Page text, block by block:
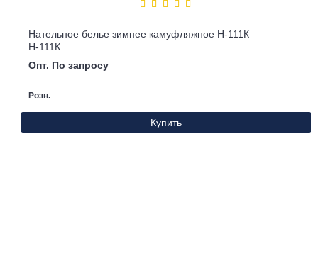
Нательное белье зимнее камуфляжное Н-111К
Н-111К
Опт. По запросу
Розн.
Купить